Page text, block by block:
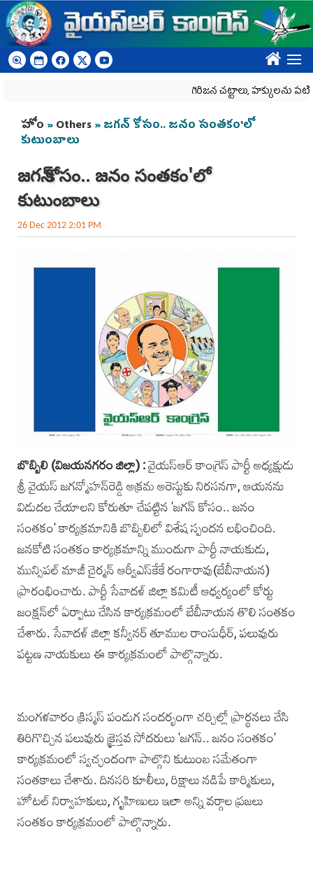
Skip to main content
????
గిరిజన చట్టాలు, హక్కులను
You are here
హోం »Others» జగన్‌ కోసం.. జనం సంతకం'లో
కుటుంబాలు
జగన్‌ కోసం.. జనం సంతకం'లో
కుటుంబాలు
26 Dec 2012 2:01 PM
బొబ్బిలి (విజయనగరం జిల్లా) :వైయస్‌ఆర్ కాంగ్రె‌స్ పార్టీ అ‌ధ్యక్షుడు
శ్రీ వైయస్ జగ‌న్మోహన్‌రెడ్డి అక్రమ అరెస్టుకు నిరసనగా, ఆయనను
విడుదల చేయాలని కోరుతూ చేపట్టిన 'జగన్ కోసం.. జనం
సంతకం‌' కార్యక్రమానికి బొబ్బిలిలో విశేష స్పందన లభించింది.
జనకోటి సంతకం కార్యక్రమాన్ని ముందుగా పార్టీ నాయకుడు,
మున్సిపల్ మాజీ చైర్మ‌న్ ఆర్వీఎ‌స్‌కేకే రంగారావు(బేబీనాయన)
ప్రారంభించారు. పార్టీ సేవాదళ్ జిల్లా కమిటీ ఆధ్వర్యంలో కోర్టు
జంక్ష‌న్‌లో ఏర్పాటు చేసిన కార్యక్రమంలో బేబీనాయన తొలి సంతకం
చేశారు. సేవాదళ్ జిల్లా కన్వీనర్ తూముల రాంసుధీ‌ర్, పలువురు
పట్టణ నాయకులు ఈ కార్యక్రమంలో పాల్గొన్నారు.‌
మంగళవారం క్రిస్మస్ పండుగ సందర్భంగా చర్చిల్లో ప్రార్థనలు చేసి
తిరిగొచ్చిన పలువురు క్రైస్తవ సోదరులు ‌'జగన్‌.. జనం సంతకం'
కార్యక్రమంలో స్వచ్ఛందంగా పాల్గొని కుటుంబ సమేతంగా
సంతకాలు చేశారు. దినసరి కూలీలు, రిక్షాలు నడిపే కార్మికులు,
హోటల్ నిర్వాహకులు, గృహిణులు ఇలా అన్ని వర్గాల ప్రజలు
సంతకం కార్యక్రమంలో పాల్గొన్నారు.‌